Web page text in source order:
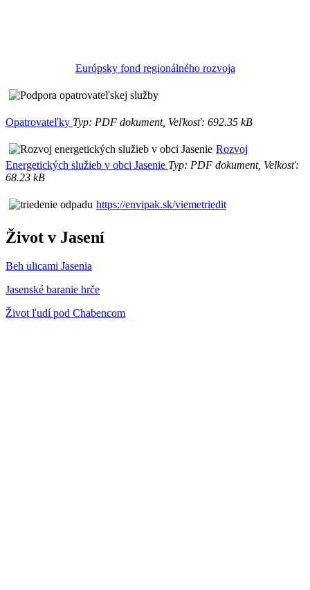
Európsky fond regionálného rozvoja
Opatrovateľky Typ: PDF dokument, Veľkosť: 692.35 kB
Rozvoj
Energetických služieb v obci Jasenie Typ: PDF dokument, Velkosť:
68.23 kB
https://envipak.sk/viemetriedit
Život v Jasení
Beh ulicami Jasenia
Jasenské baranie hrče
Život ľudí pod Chabencom